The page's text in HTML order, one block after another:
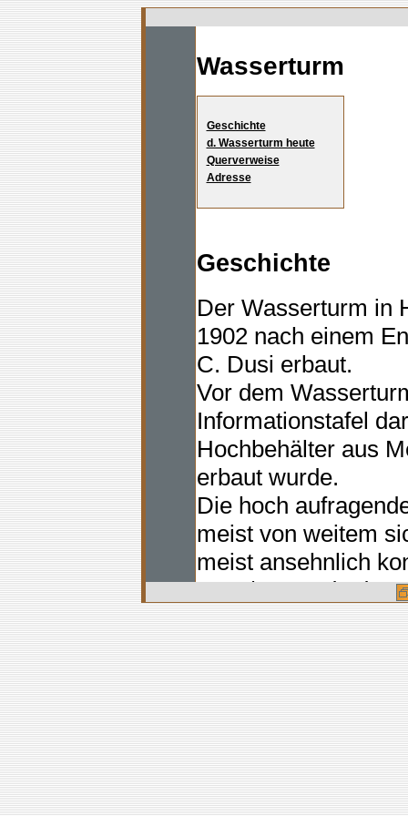
Wasserturm
Geschichte
d. Wasserturm heute
Querverweise
Adresse
Geschichte
Der Wasserturm in
1902 nach einem
C. Dusi erbaut.
Vor dem
Informationstafel
Hochbehälter aus
erbaut wurde.
Die hoch
meist von weitem
meist ansehnlich
1972/73 wurde der
und Lohbrügge
Der Wasserturm
Der Wasserturm ist
und beherbergt
Querverweise